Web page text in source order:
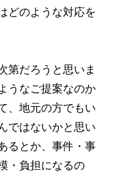
どのような対応を
第だろうと思いま
うなご提案なのか
、地元の方でもい
ではないかと思い
るとか、事件・事
・負担になるの